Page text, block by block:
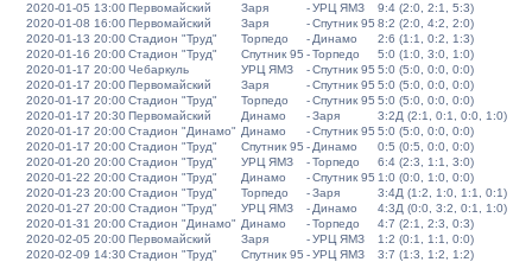
2020-01-05 13:00Первомайский Заря -УРЦ ЯМЗ
9:4 (2:0, 2:1, 5:3)
2020-01-08 16:00Первомайский Заря -Спутник 95 8:2 (2:0, 4:2, 2:0)
2020-01-13 20:00Стадион "Труд" Торпедо - Динамо
2:6 (1:1, 0:2, 1:3)
2020-01-16 20:00Стадион "Труд" Спутник 95 -Торпедо
5:0 (1:0, 3:0, 1:0)
2020-01-17 20:00Чебаркуль УРЦ ЯМЗ -Спутник 95 5:0 (5:0, 0:0, 0:0)
2020-01-17 20:00Первомайский Заря -Спутник 95 5:0 (5:0, 0:0, 0:0)
2020-01-17 20:00Стадион "Труд" Торпедо -Спутник 95 5:0 (5:0, 0:0, 0:0)
2020-01-17 20:30Первомайский Динамо -Заря
3:2Д (2:1, 0:1, 0:0, 1:0)
2020-01-17 20:00Стадион "Динамо" Динамо -Спутник 95 5:0 (5:0, 0:0, 0:0)
2020-01-17 20:00Стадион "Труд" Спутник 95 - Динамо
0:5 (0:5, 0:0, 0:0)
2020-01-20 20:00Стадион "Труд" УРЦ ЯМЗ -Торпедо
6:4 (2:3, 1:1, 3:0)
2020-01-22 20:00Стадион "Труд" Динамо -Спутник 95 1:0 (0:0, 1:0, 0:0)
2020-01-23 20:00Стадион "Труд" Торпедо -Заря
3:4Д (1:2, 1:0, 1:1, 0:1)
2020-01-27 20:00Стадион "Труд" УРЦ ЯМЗ - Динамо
4:3Д (0:0, 3:2, 0:1, 1:0)
2020-01-31 20:00Стадион "Динамо" Динамо -Торпедо
4:7 (2:1, 2:3, 0:3)
2020-02-05 20:00Первомайский Заря -УРЦ ЯМЗ
1:2 (0:1, 1:1, 0:0)
2020-02-09 14:30Стадион "Труд" Спутник 95 -УРЦ ЯМЗ
3:7 (1:3, 1:2, 1:2)